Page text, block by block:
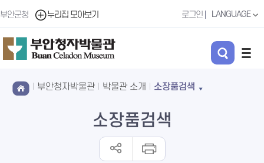
부안군청 누리집 모아보기 로그인 LANGUAGE
부안청자박물관 박물관 소개 소장품검색
소장품검색